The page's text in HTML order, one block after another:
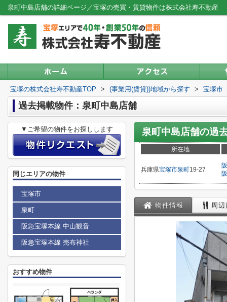
泉町中島店舗の詳細ページ／宝塚の売買・賃貸物件は株式会社寿不動産
宝塚の株式会社寿不動産TOP > (事業用(賃貸))地域から探す > 宝塚市
過去掲載物件：泉町中島店舗
泉町中島店舗の過
所在地
兵庫県宝塚市泉町19-27
物件情報 周
▼ご希望の物件をお探しします
同じエリアの物件
宝塚市
泉町
阪急宝塚本線 中山観音
阪急宝塚本線 売布神社
おすすめ物件